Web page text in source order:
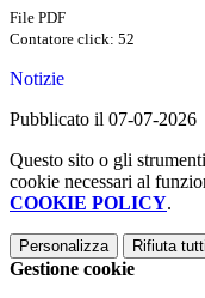
File PDF
Contatore click: 52
Notizie
Pubblicato il 07-07-2026
Questo sito o gli
cookie necessari al
COOKIE POLICY.
Personalizza Rifiuta tutti
Gestione cookie